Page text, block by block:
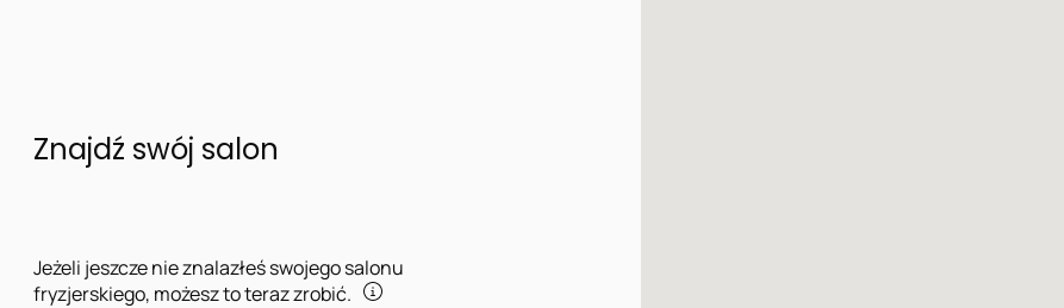
Znajdź swój salon
Jeżeli jeszcze nie znalazłeś swojego salonu
fryzjerskiego, możesz to teraz zrobić.